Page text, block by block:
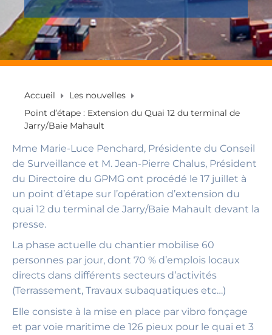
Accueil
Les nouvelles
Point d’étape : Extension du Quai 12 du terminal de
Jarry/Baie Mahault
Mme Marie-Luce Penchard, Présidente du Conseil
de Surveillance et M. Jean-Pierre Chalus, Président
du Directoire du GPMG ont procédé le 17 juillet à
un point d’étape sur l’opération d’extension du
quai 12 du terminal de Jarry/Baie Mahault devant la
presse.
La phase actuelle du chantier mobilise 60
personnes par jour, dont 70 % d’emplois locaux
directs dans différents secteurs d’activités
(Terrassement, Travaux subaquatiques etc…)
Elle consiste à la mise en place par vibro fonçage
et par voie maritime de 126 pieux pour le quai et 3